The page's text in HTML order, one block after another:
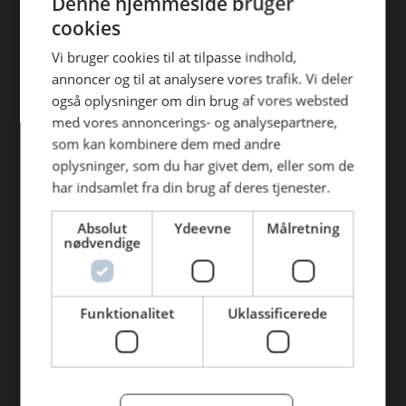
Find din afdeling
AB Catering Aalborg
AB Catering Århus
AB Catering Holstebro
AB Catering Ribe
AB Catering København
Genveje
BLUS 16. udgave
efterfølgende anvendelse heraf.
cookies
Vi bruger cookies til at tilpasse indhold,
annoncer og til at analysere vores trafik. Vi deler
også oplysninger om din brug af vores websted
med vores annoncerings- og analysepartnere,
som kan kombinere dem med andre
oplysninger, som du har givet dem, eller som de
har indsamlet fra din brug af deres tjenester.
Absolut
nødvendige
Ydeevne Målretning
Funktionalitet Uklassificerede